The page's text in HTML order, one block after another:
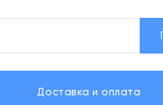
Доставка и оплата